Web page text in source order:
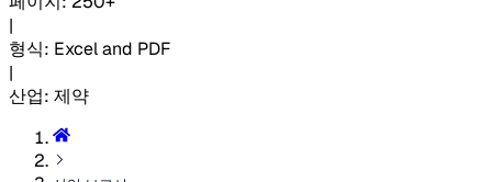
|
형식: Excel and PDF
|
산업: 제약